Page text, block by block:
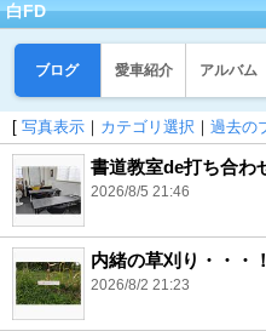
白FD
ブログ 愛車紹介 アルバム
[ 写真表示 ｜ カテゴリ選択 ｜ 過去の
書道教室de打ち合わ
2026/8/5 21:46
内緒の草刈り・・・！
2026/8/2 21:23